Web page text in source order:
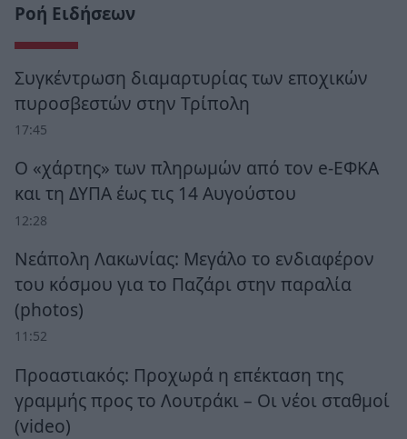
Ροή Ειδήσεων
Συγκέντρωση διαμαρτυρίας των εποχικών
πυροσβεστών στην Τρίπολη
17:45
Ο «χάρτης» των πληρωμών από τον e-ΕΦΚΑ
και τη ΔΥΠΑ έως τις 14 Αυγούστου
12:28
Νεάπολη Λακωνίας: Μεγάλο το ενδιαφέρον
του κόσμου για το Παζάρι στην παραλία
(photos)
11:52
Προαστιακός: Προχωρά η επέκταση της
γραμμής προς το Λουτράκι – Οι νέοι σταθμοί
(video)